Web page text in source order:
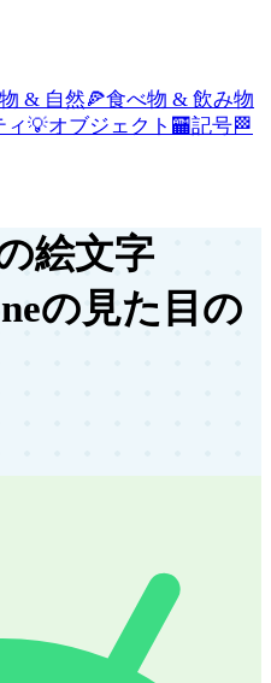
& 自然🍕食べ物 & 飲み物
ィ💡オブジェクト 🏧記号🏁
絵文字
の見た目の